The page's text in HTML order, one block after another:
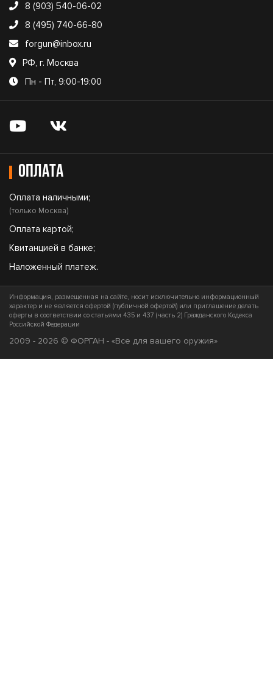
8 (903) 540-06-02
8 (495) 740-66-80
forgun@inbox.ru
РФ, г. Москва
Пн - Пт, 9:00-19:00
Оплата
Оплата наличными;
(только Москва)
Оплата картой;
Квитанцией в банке;
Наложенный платеж.
Информация, размещенная на сайте, носит исключительно информационный
характер и не является офертой (публичной офертой) или приглашение делать
оферты в соответствии со статьями 435 и 437 (часть 2) Гражданского Кодекса
Российской Федерации
2009 - 2026 © ФОРГАН - «Все для вашего оружия»